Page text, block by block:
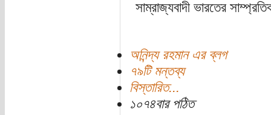
সাম্রাজ্যবাদী ভারতের
অনিন্দ্য রহমান এর ব্লগ
৭৯টি মন্তব্য
বিস্তারিত...
১০৭৪বার পঠিত